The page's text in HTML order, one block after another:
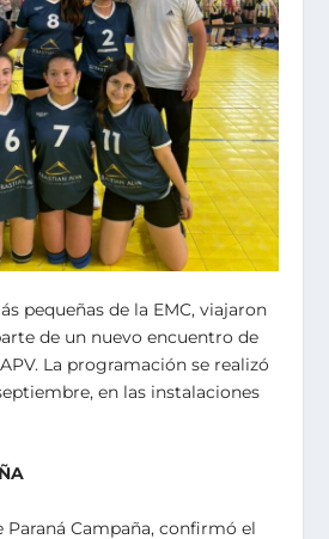
pequeñas de la EMC, viajaron
de un nuevo encuentro de
La programación se realizó
en las instalaciones
Paraná Campaña, confirmó el